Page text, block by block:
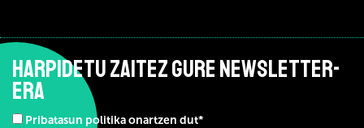
HARPIDETU ZAITEZ GURE NEWSLETTER-
ERA
Pribatasun politika onartzen dut*